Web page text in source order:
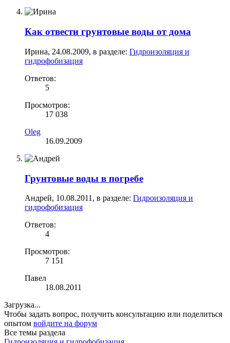
Как отвести грунтовые воды от дома
Ирина, 24.08.2009, в разделе: Гидроизоляция и
гидрофобизация
Ответов:
5
Просмотров:
17 038
Oleg
16.09.2009
Грунтовые воды в погребе
Андрей, 10.08.2011 , в разделе: Гидроизоляция и
гидрофобизация
Ответов:
4
Просмотров:
7 151
Павел
18.08.2011
Загрузка...
Чтобы задать вопрос, получить консультацию или поделиться
опытом войдите на форум
Все темы раздела